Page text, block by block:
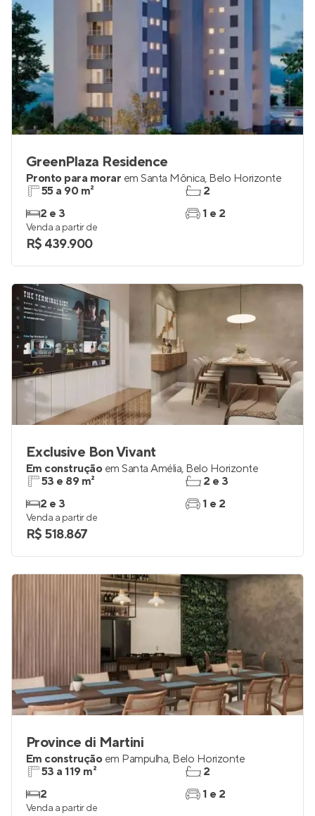
GreenPlaza Residence
Pronto para morar em Santa Mônica, Belo Horizonte
55 a 90 m²
2 e 3
2
1 e 2
Venda a partir de
R$ 439.900
Exclusive Bon Vivant
Em construção em Santa Amélia, Belo Horizonte
53 e 89 m²
2 e 3
2 e 3
1 e 2
Venda a partir de
R$ 518.867
Province di Martini
Em construção em Pampulha, Belo Horizonte
53 a 119 m²
2
2
1 e 2
Venda a partir de